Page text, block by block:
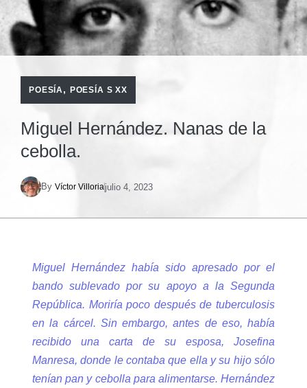
POESÍA, POESÍA S XX
Miguel Hernández. Nanas de la
cebolla.
By Víctor Villoriajulio 4, 2023
Miguel Hernández había sido apresado por el
bando sublevado por su apoyo a la Segunda
República. Moriría poco después de tuberculosis
en la cárcel. Sin embargo, antes de eso, había
recibido una carta de su esposa, Josefina
Manresa, donde le contaba que ella y su hijo sólo
tenían pan y cebolla para alimentarse. Hernández